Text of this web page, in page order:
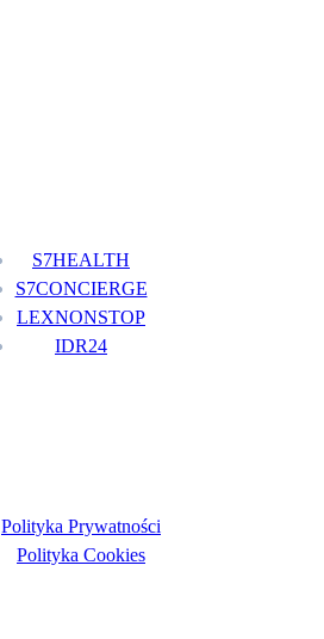
S7HEALTH
S7CONCIERGE
LEXNONSTOP
IDR24
Polityka Prywatności
Polityka Cookies